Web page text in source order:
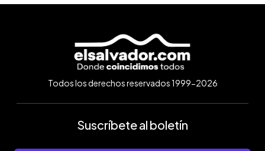
Todos los derechos reservados 1999-2026
Suscríbete al boletín